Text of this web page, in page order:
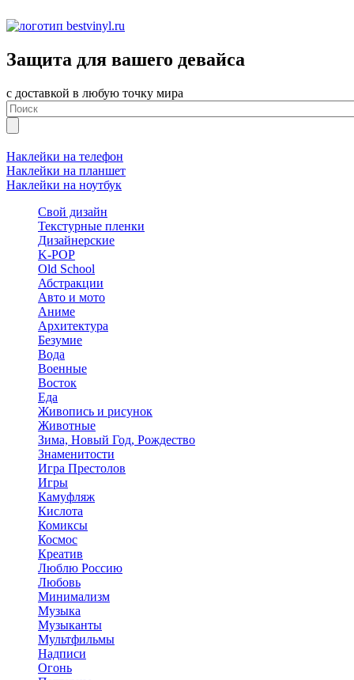
Защита для вашего девайса
с доставкой в любую точку мира
Наклейки на телефон
Наклейки на планшет
Наклейки на ноутбук
Свой дизайн
Текстурные пленки
Дизайнерские
K-POP
Old School
Абстракции
Авто и мото
Аниме
Архитектура
Безумие
Вода
Военные
Восток
Еда
Живопись и рисунок
Животные
Зима, Новый Год, Рождество
Знаменитости
Игра Престолов
Игры
Камуфляж
Кислота
Комиксы
Космос
Креатив
Люблю Россию
Любовь
Минимализм
Музыка
Музыканты
Мультфильмы
Надписи
Огонь